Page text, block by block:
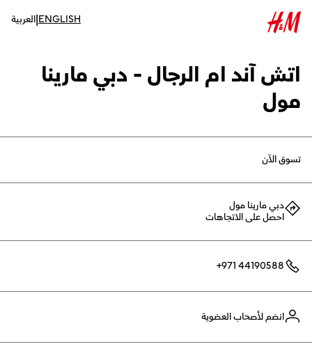
ENGLISH
|العربية
اتش آند ام الرجال - دبي مارينا
مول
تسوق الآن
دبي مارينا مول
احصل على الاتجاهات
+971 44190588
انضم لأصحاب العضوية